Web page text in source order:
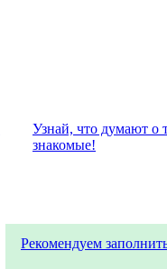
Узнай, что думают о
знакомые!
Рекомендуем